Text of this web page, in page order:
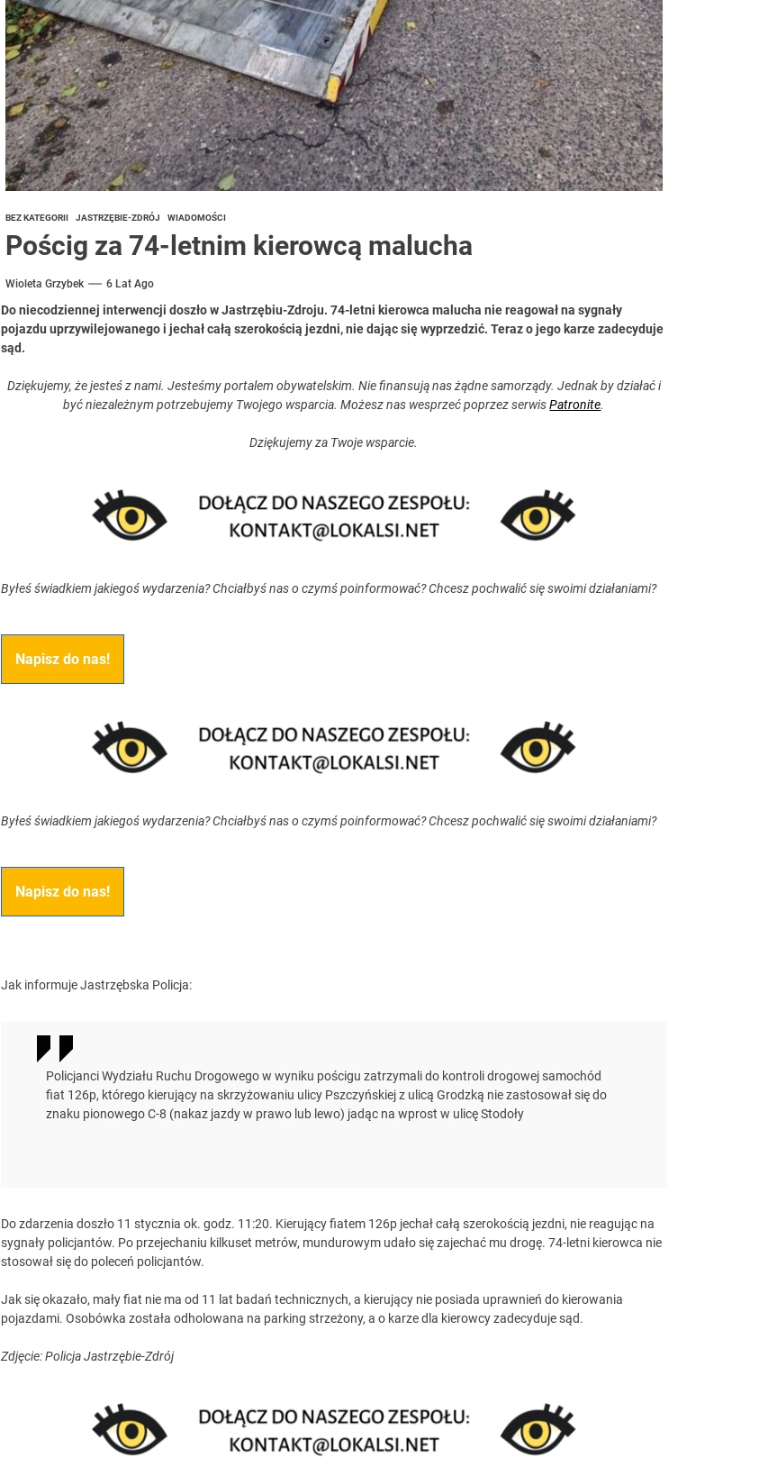
BEZ KATEGORII JASTRZĘBIE-ZDRÓJ WIADOMOŚCI
Pościg za 74-letnim kierowcą malucha
Wioleta Grzybek 6 Lat Ago
Do niecodziennej interwencji doszło w Jastrzębiu-Zdroju. 74-letni kierowca malucha nie reagował na sygnały
pojazdu uprzywilejowanego i jechał całą szerokością jezdni, nie dając się wyprzedzić. Teraz o jego karze zadecyduje
sąd.
Dziękujemy, że jesteś z nami. Jesteśmy portalem obywatelskim. Nie finansują nas żądne samorządy. Jednak by działać i
być niezależnym potrzebujemy Twojego wsparcia. Możesz nas wesprzeć poprzez serwisPatronite.
Dziękujemy za Twoje wsparcie.
Byłeś świadkiem jakiegoś wydarzenia? Chciałbyś nas o czymś poinformować? Chcesz pochwalić się swoimi działaniami?
Napisz do nas!
Byłeś świadkiem jakiegoś wydarzenia? Chciałbyś nas o czymś poinformować? Chcesz pochwalić się swoimi działaniami?
Napisz do nas!
Jak informuje Jastrzębska Policja:
Policjanci Wydziału Ruchu Drogowego w wyniku pościgu zatrzymali do kontroli drogowej samochód
fiat 126p, którego kierujący na skrzyżowaniu ulicy Pszczyńskiej z ulicą Grodzką nie zastosował się do
znaku pionowego C-8 (nakaz jazdy w prawo lub lewo) jadąc na wprost w ulicę Stodoły
Do zdarzenia doszło 11 stycznia ok. godz. 11:20. Kierujący fiatem 126p jechał całą szerokością jezdni, nie reagując na
sygnały policjantów. Po przejechaniu kilkuset metrów, mundurowym udało się zajechać mu drogę. 74-letni kierowca nie
stosował się do poleceń policjantów.
Jak się okazało, mały fiat nie ma od 11 lat badań technicznych, a kierujący nie posiada uprawnień do kierowania
pojazdami. Osobówka została odholowana na parking strzeżony, a o karze dla kierowcy zadecyduje sąd.
Zdjęcie: Policja Jastrzębie-Zdrój